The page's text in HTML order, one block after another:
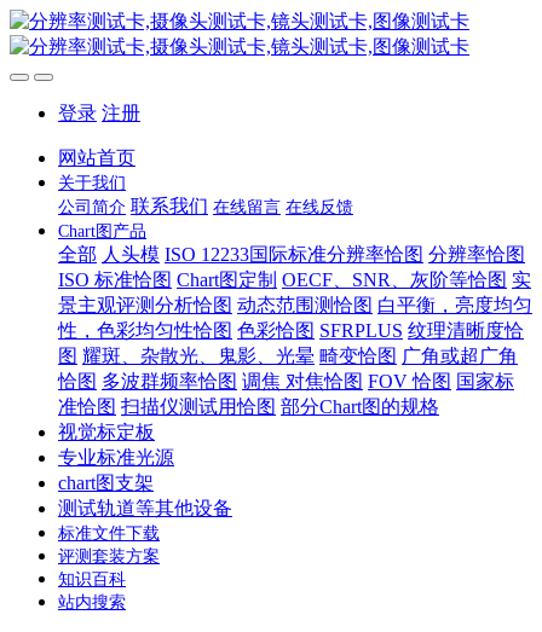
登录 注册
网站首页
关于我们
公司简介 联系我们 在线留言 在线反馈
Chart图产品
全部 人头模 ISO 12233国际标准分辨率恰图 分辨率恰图
ISO 标准恰图 Chart图定制 OECF、SNR、灰阶等恰图 实
景主观评测分析恰图 动态范围测恰图 白平衡，亮度均匀
性，色彩均匀性恰图 色彩恰图 SFRPLUS 纹理清晰度恰
图 耀斑、杂散光、鬼影、光晕 畸变恰图 广角或超广角
恰图 多波群频率恰图 调焦 对焦恰图 FOV 恰图 国家标
准恰图 扫描仪测试用恰图 部分Chart图的规格
视觉标定板
专业标准光源
chart图支架
测试轨道等其他设备
标准文件下载
评测套装方案
知识百科
站内搜索